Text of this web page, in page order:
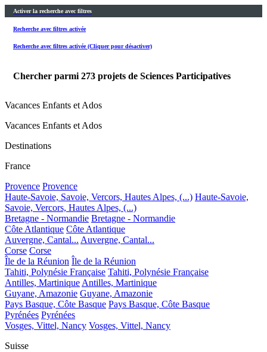
Activer la recherche avec filtres
Recherche avec filtres activée
Recherche avec filtres activée (Cliquer pour désactiver)
Chercher parmi 273 projets de Sciences Participatives
Vacances Enfants et Ados
Vacances Enfants et Ados
Destinations
France
Provence Provence
Haute-Savoie, Savoie, Vercors, Hautes Alpes, (...) Haute-Savoie,
Savoie, Vercors, Hautes Alpes, (...)
Bretagne - Normandie Bretagne - Normandie
Côte Atlantique Côte Atlantique
Auvergne, Cantal... Auvergne, Cantal...
Corse Corse
Île de la Réunion Île de la Réunion
Tahiti, Polynésie Française Tahiti, Polynésie Française
Antilles, MartiniqueAntilles, Martinique
Guyane, Amazonie Guyane, Amazonie
Pays Basque, Côte Basque Pays Basque, Côte Basque
Pyrénées Pyrénées
Vosges, Vittel, Nancy Vosges, Vittel, Nancy
Suisse